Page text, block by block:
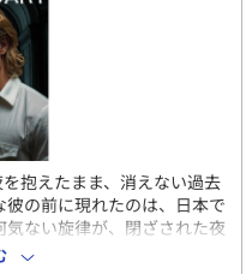
抱えたまま、消えない過去
の前に現れたのは、日本で
ない旋律が、閉ざされた夜
室で起きた不可解な異常。